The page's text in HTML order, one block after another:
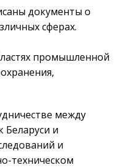
документы о
сферах.
промышленной
между
и
и
техническом